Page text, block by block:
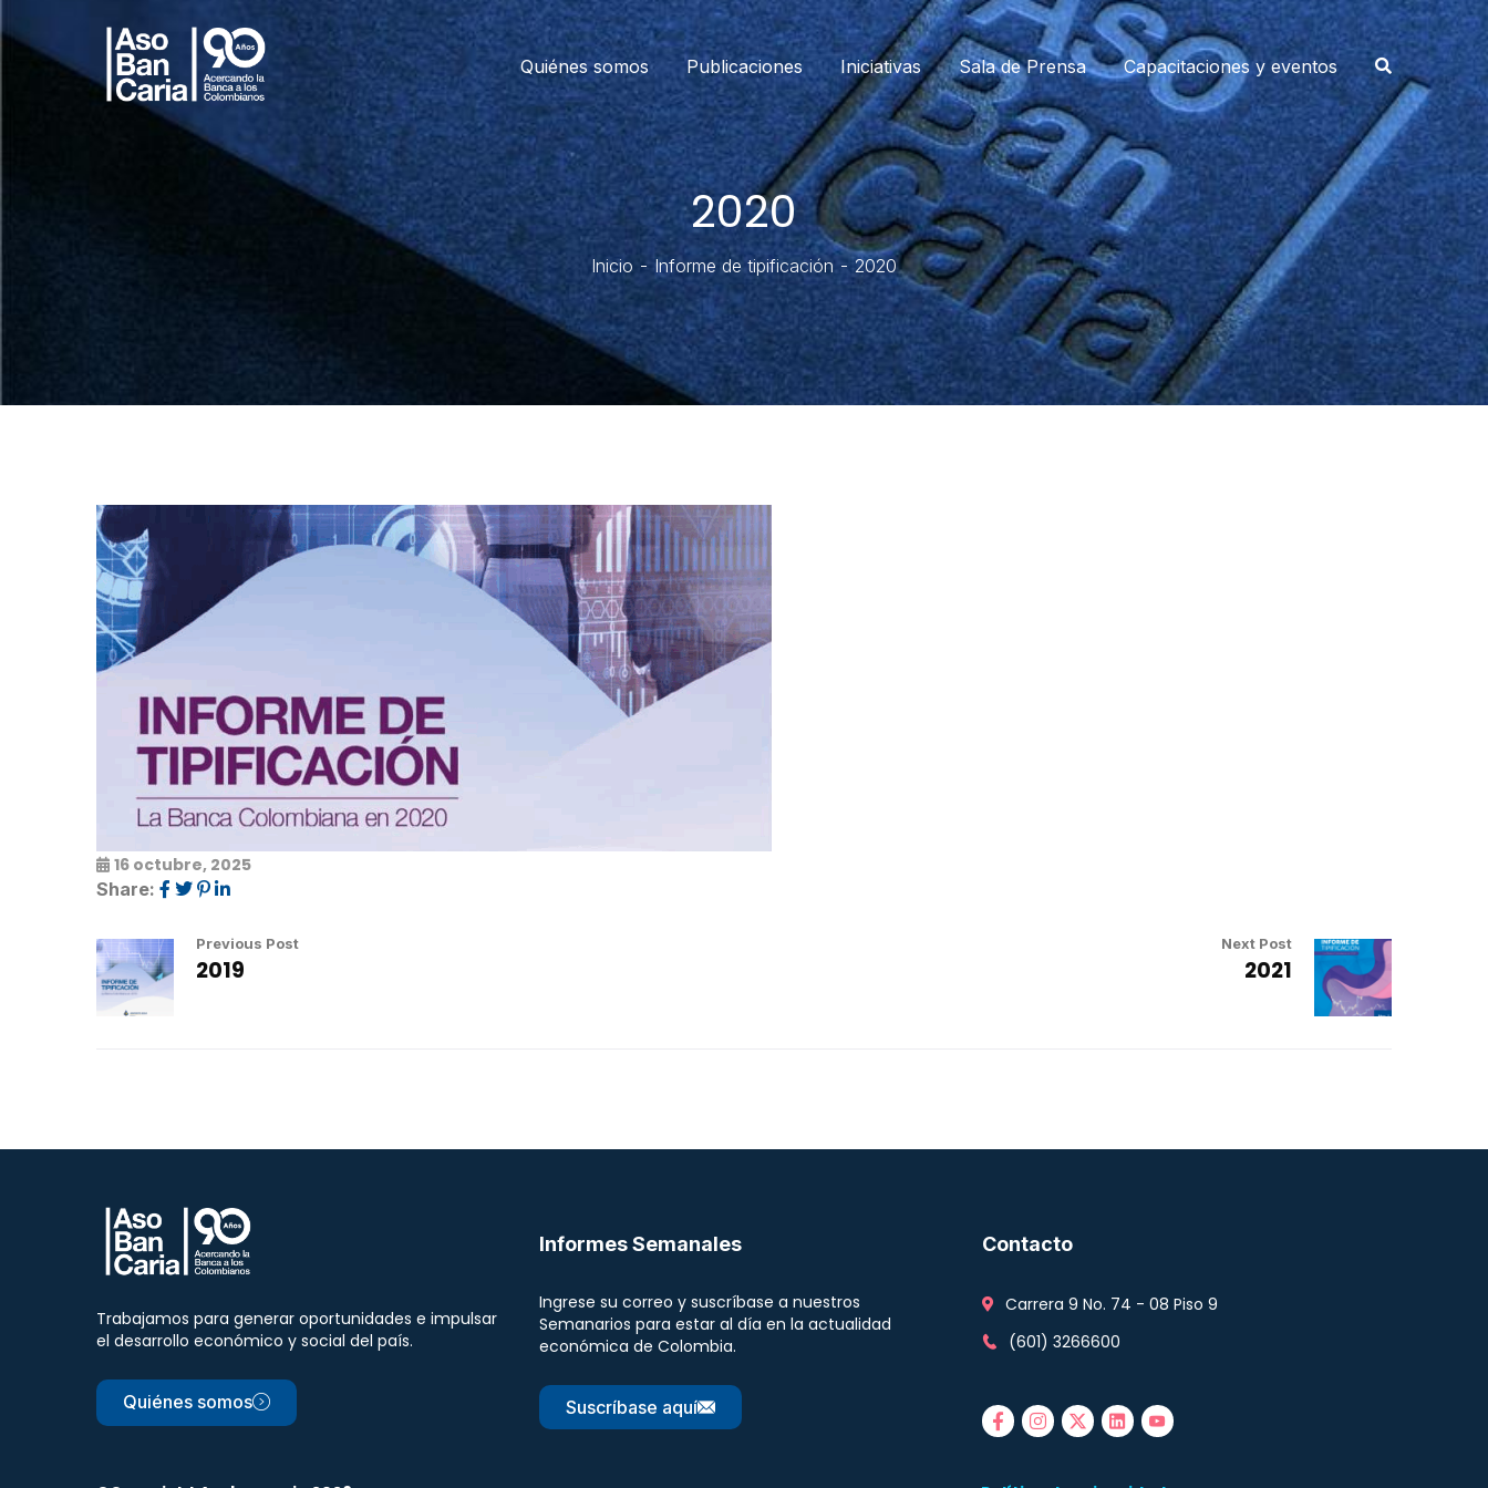
Quiénes somos Publicaciones Iniciativas Sala de Prensa Capacitaciones y eventos
2020
Inicio Informe de tipificación 2020
16 octubre, 2025
Share:
Previous Post
2019
Next Post
2021
Trabajamos para generar oportunidades e impulsar
el desarrollo económico y social del país.
Quiénes somos
Informes Semanales
Ingrese su correo y suscríbase a nuestros
Semanarios para estar al día en la actualidad
económica de Colombia.
Suscríbase aquí
Contacto
Carrera 9 No. 74 - 08 Piso 9
(601) 3266600